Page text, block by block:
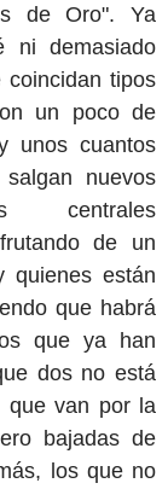
de Oro". Ya
ni demasiado
tipos
un poco de
unos cuantos
nuevos
centrales
de un
quienes están
que habrá
que ya han
dos no está
que van por la
bajadas de
los que no